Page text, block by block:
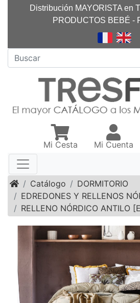
Distribución MAYORISTA en
PRODUCTOS BEBÉ -
Mi Cesta Mi Cuenta
InicioCatálogo
DORMITORIO
EDREDONES Y RELLENOS
RELLENO NÓRDICO ANTILO